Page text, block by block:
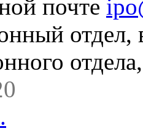
почте
отдел,